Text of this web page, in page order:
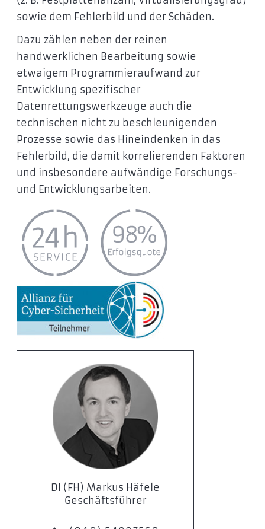
sowie dem Fehlerbild und der Schäden.
Dazu zählen neben der reinen
handwerklichen Bearbeitung sowie
etwaigem Programmieraufwand zur
Entwicklung spezifischer
Datenrettungswerkzeuge auch die
technischen nicht zu beschleunigenden
Prozesse sowie das Hineindenken in das
Fehlerbild, die damit korrelierenden Faktoren
und insbesondere aufwändige Forschungs-
und Entwicklungsarbeiten.
DI (FH) Markus Häfele
Geschäftsführer